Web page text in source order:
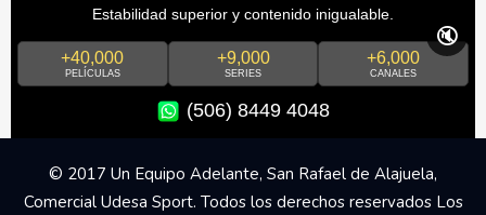
Estabilidad superior y contenido inigualable.
+40,000
PELÍCULAS
+9,000
SERIES
+6,000
CANALES
(506) 8449 4048
🔇
© 2017 Un Equipo Adelante, San Rafael de Alajuela,
Comercial Udesa Sport. Todos los derechos reservados Los